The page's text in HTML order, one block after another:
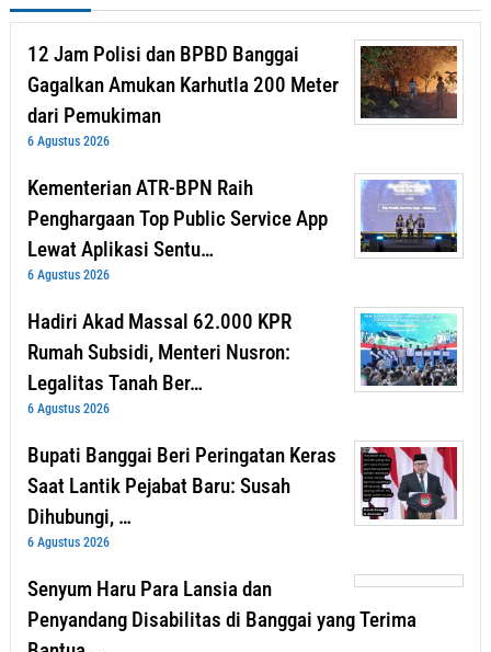
12 Jam Polisi dan BPBD Banggai
Gagalkan Amukan Karhutla 200 Meter
dari Pemukiman
6 Agustus 2026
Kementerian ATR-BPN Raih
Penghargaan Top Public Service App
Lewat Aplikasi Sentu…
6 Agustus 2026
Hadiri Akad Massal 62.000 KPR
Rumah Subsidi, Menteri Nusron:
Legalitas Tanah Ber…
6 Agustus 2026
Bupati Banggai Beri Peringatan Keras
Saat Lantik Pejabat Baru: Susah
Dihubungi, …
6 Agustus 2026
Senyum Haru Para Lansia dan
Penyandang Disabilitas di Banggai yang Terima